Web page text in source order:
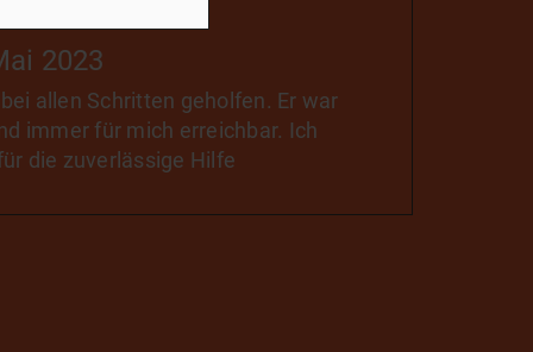
2023
allen Schritten geholfen. Er war
immer für mich erreichbar. Ich
die zuverlässige Hilfe